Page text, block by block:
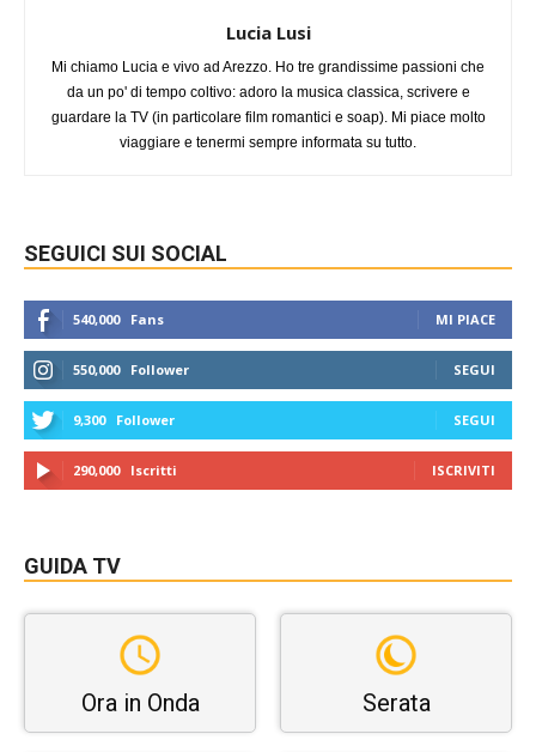
Lucia Lusi
Mi chiamo Lucia e vivo ad Arezzo. Ho tre grandissime passioni che
da un po' di tempo coltivo: adoro la musica classica, scrivere e
guardare la TV (in particolare film romantici e soap). Mi piace molto
viaggiare e tenermi sempre informata su tutto.
SEGUICI SUI SOCIAL
540,000 Fans MI PIACE
550,000 Follower SEGUI
9,300 Follower SEGUI
290,000 Iscritti ISCRIVITI
GUIDA TV
Ora in Onda Serata